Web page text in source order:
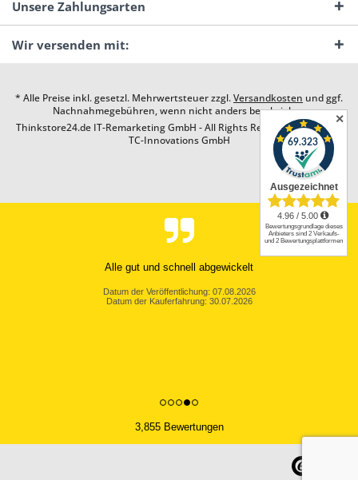
Unsere Zahlungsarten
Wir versenden mit:
* Alle Preise inkl. gesetzl. Mehrwertsteuer zzgl.Versandkosten und ggf.
Nachnahmegebühren, wenn nicht anders beschrieben
Thinkstore24.de IT-Remarketing GmbH - All Rights Reserved. Design by
TC-Innovations GmbH
Alle gut und schnell abgewickelt
Datum der Veröffentlichung: 07.08.2026
Datum der Kauferfahrung: 30.07.2026
3,855 Bewertungen
✕